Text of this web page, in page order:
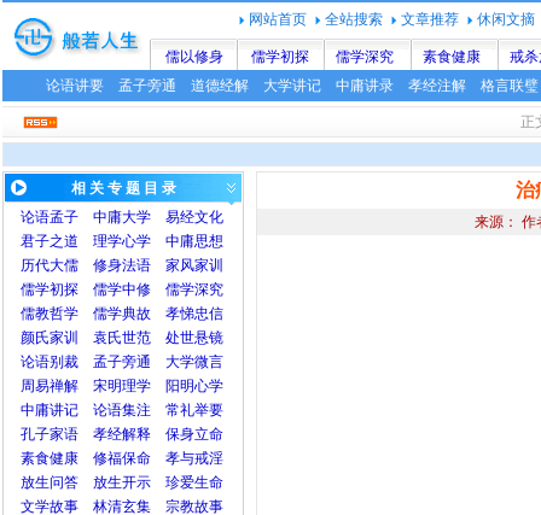
网站首页 全站搜索 文章推荐 休闲文摘
儒以修身 儒学初探 儒学深究 素食健康
戒
论语讲要
孟子旁通 道德经解 大学讲记 中庸讲录 孝经注解 格言联璧
相 关 专 题 目 录
论语孟子 中庸大学
易经文化
君子之道
理学心学
中庸思想
历代大儒
修身法语
家风家训
儒学初探
儒学中修
儒学深究
儒教哲学
儒学典故
孝悌忠信
颜氏家训
袁氏世范
处世悬镜
论语别裁
孟子旁通
大学微言
周易禅解
宋明理学
阳明心学
中庸讲记
论语集注
常礼举要
孔子家语
孝经解释
保身立命
素食健康
修福保命
孝与戒淫
放生问答
放生开示
珍爱生命
文学故事
林清玄集
宗教故事
治
来源：